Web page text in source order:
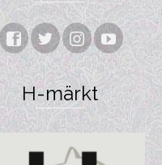
H-märkt